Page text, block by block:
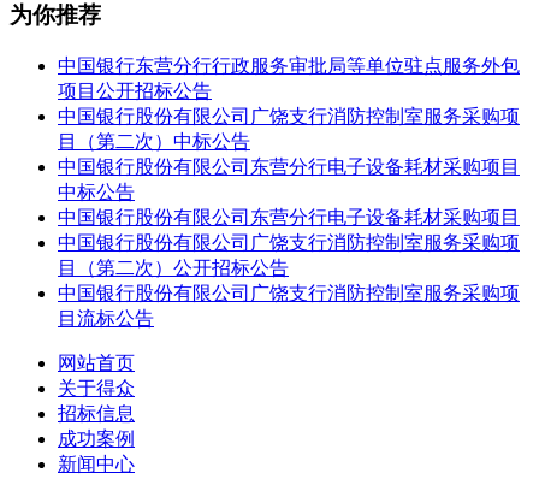
为你推荐
中国银行东营分行行政服务审批局等单位驻点服务外包
项目公开招标公告
中国银行股份有限公司广饶支行消防控制室服务采购项
目（第二次）中标公告
中国银行股份有限公司东营分行电子设备耗材采购项目
中标公告
中国银行股份有限公司东营分行电子设备耗材采购项目
中国银行股份有限公司广饶支行消防控制室服务采购项
目（第二次）公开招标公告
中国银行股份有限公司广饶支行消防控制室服务采购项
目流标公告
网站首页
关于得众
招标信息
成功案例
新闻中心